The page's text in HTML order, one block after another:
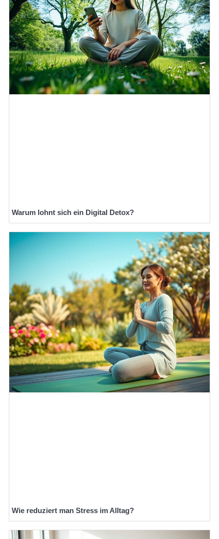
Warum lohnt sich ein Digital Detox?
Wie reduziert man Stress im Alltag?